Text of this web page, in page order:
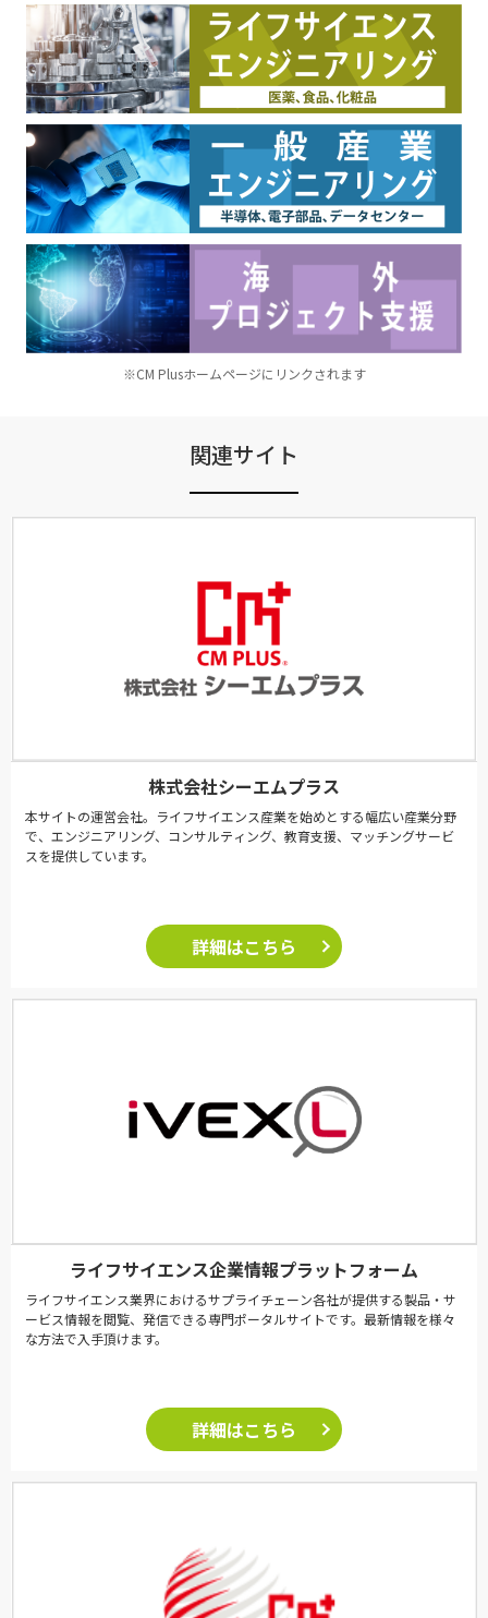
※CM Plusホームページにリンクされます
関連サイト
株式会社シーエムプラス
本サイトの運営会社。ライフサイエンス産業を始めとする幅広い産業分野
で、エンジニアリング、コンサルティング、教育支援、マッチングサービ
スを提供しています。
詳細はこちら
ライフサイエンス企業情報プラットフォーム
ライフサイエンス業界におけるサプライチェーン各社が提供する製品・サ
ービス情報を閲覧、発信できる専門ポータルサイトです。最新情報を様々
な方法で入手頂けます。
詳細はこちら